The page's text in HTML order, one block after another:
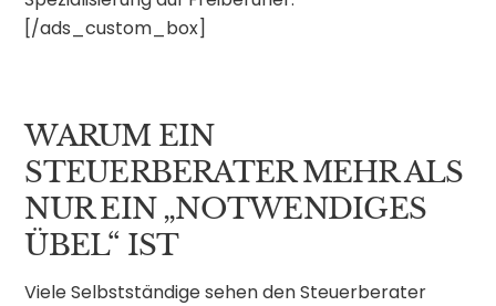
[/ads_custom_box]
WARUM EIN
STEUERBERATER MEHR ALS
NUR EIN „NOTWENDIGES
ÜBEL“ IST
Viele Selbstständige sehen den Steuerberater